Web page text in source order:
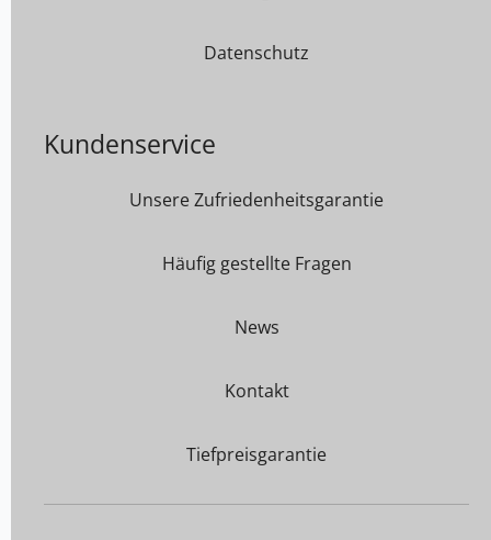
Datenschutz
Kundenservice
Unsere Zufriedenheitsgarantie
Häufig gestellte Fragen
News
Kontakt
Tiefpreisgarantie